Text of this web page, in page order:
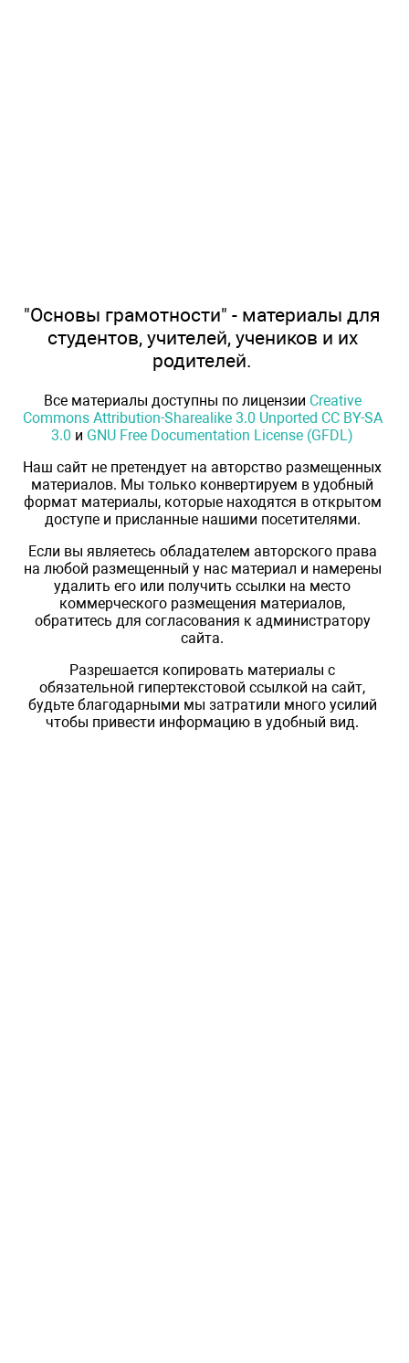
"Основы грамотности" - материалы для
студентов, учителей, учеников и их
родителей.
Все материалы доступны по лицензии Creative
Commons Attribution-Sharealike 3.0 Unported CC BY-SA
3.0 и GNU Free Documentation License (GFDL)
Наш сайт не претендует на авторство размещенных
материалов. Мы только конвертируем в удобный
формат материалы, которые находятся в открытом
доступе и присланные нашими посетителями.
Если вы являетесь обладателем авторского права
на любой размещенный у нас материал и намерены
удалить его или получить ссылки на место
коммерческого размещения материалов,
обратитесь для согласования к администратору
сайта.
Разрешается копировать материалы с
обязательной гипертекстовой ссылкой на сайт,
будьте благодарными мы затратили много усилий
чтобы привести информацию в удобный вид.